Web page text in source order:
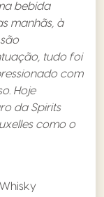
bebida
manhãs, à
tudo foi
com
Hoje
da Spirits
como o